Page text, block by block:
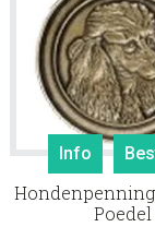
Info
Poedel